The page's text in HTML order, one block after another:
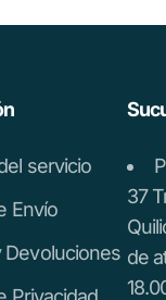
servicio
Envío
Devoluciones
37
de